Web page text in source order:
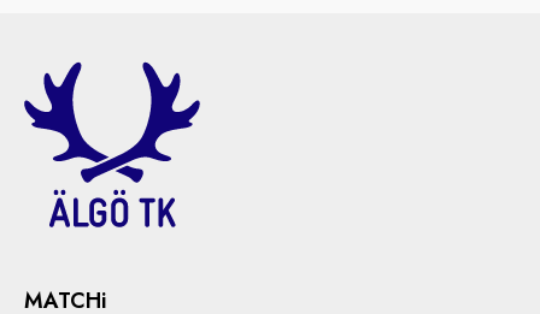
MATCHi